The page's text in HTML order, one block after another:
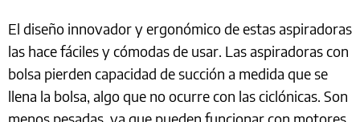
El diseño innovador y ergonómico de estas aspiradoras
las hace fáciles y cómodas de usar. Las aspiradoras con
bolsa pierden capacidad de succión a medida que se
llena la bolsa, algo que no ocurre con las ciclónicas. Son